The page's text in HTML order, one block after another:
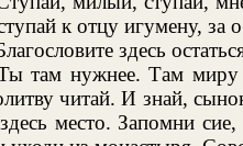
к отцу игумену, за
здесь
там нужнее. Там миру
читай. И знай,
место. Запомни